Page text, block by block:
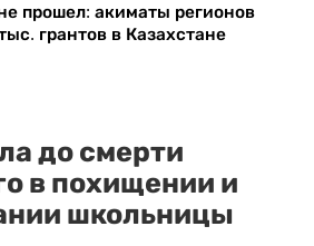
прошел: акиматы регионов
грантов в Казахстане
до смерти
в похищении и
школьницы